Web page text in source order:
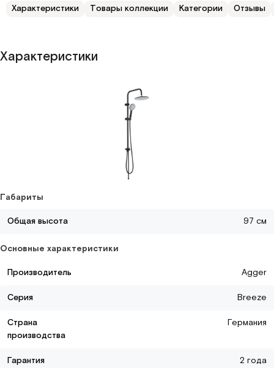
Характеристики Товары коллекции Категории Отзывы
Характеристики
Габариты
Общая высота 97 см
Основные характеристики
Производитель Agger
Серия Breeze
Страна
производства
Германия
Гарантия 2 года